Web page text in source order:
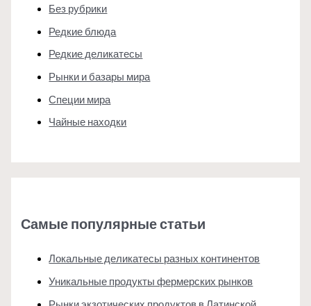
Без рубрики
Редкие блюда
Редкие деликатесы
Рынки и базары мира
Специи мира
Чайные находки
Самые популярные статьи
Локальные деликатесы разных континентов
Уникальные продукты фермерских рынков